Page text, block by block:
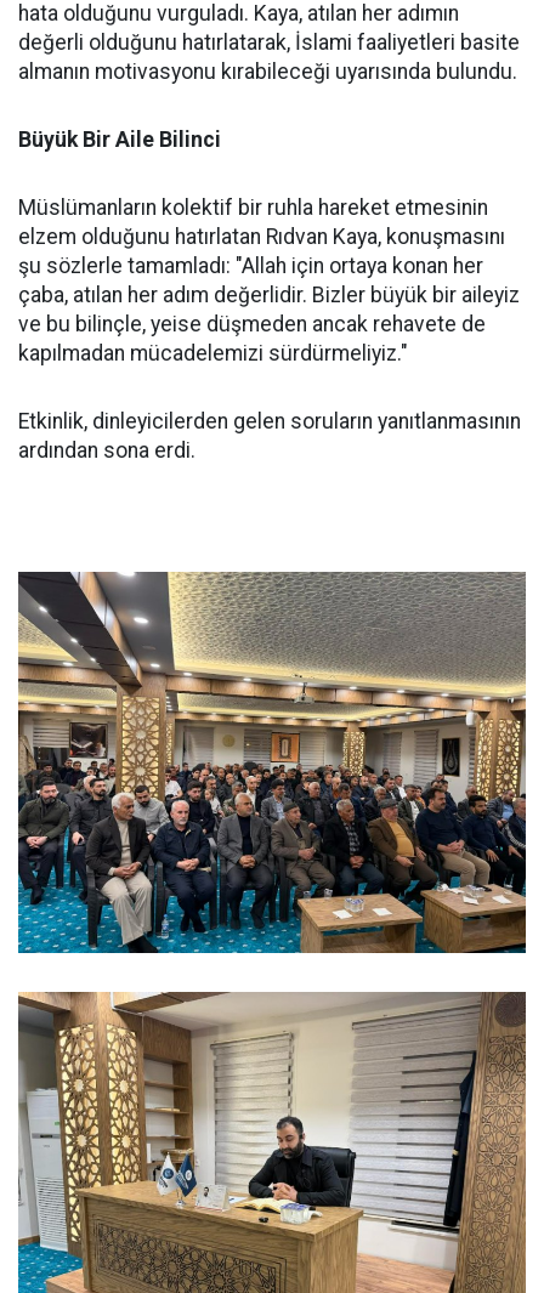
hata olduğunu vurguladı. Kaya, atılan her adımın
değerli olduğunu hatırlatarak, İslami faaliyetleri basite
almanın motivasyonu kırabileceği uyarısında bulundu.
Büyük Bir Aile Bilinci
Müslümanların kolektif bir ruhla hareket etmesinin
elzem olduğunu hatırlatan Rıdvan Kaya, konuşmasını
şu sözlerle tamamladı: "Allah için ortaya konan her
çaba, atılan her adım değerlidir. Bizler büyük bir aileyiz
ve bu bilinçle, yeise düşmeden ancak rehavete de
kapılmadan mücadelemizi sürdürmeliyiz."
Etkinlik, dinleyicilerden gelen soruların yanıtlanmasının
ardından sona erdi.